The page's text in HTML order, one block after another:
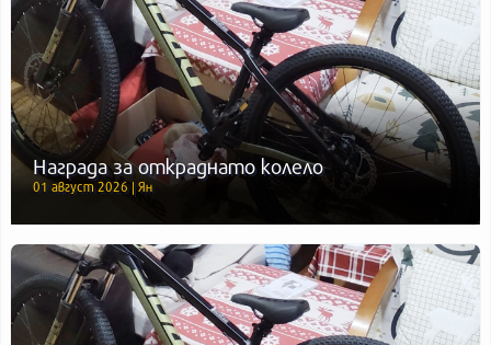
Награда за откраднато колело
01 август 2026 | Ян